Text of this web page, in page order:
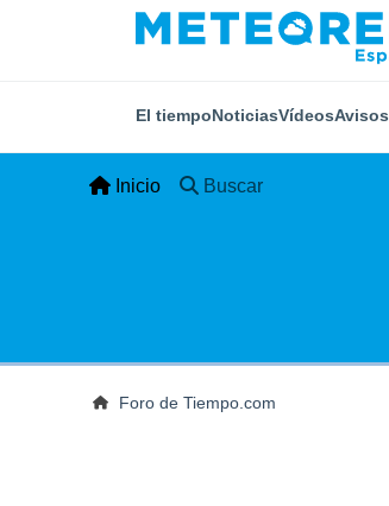
El tiempoNoticiasVídeosAvisos
Inicio Buscar
Foro de Tiempo.com